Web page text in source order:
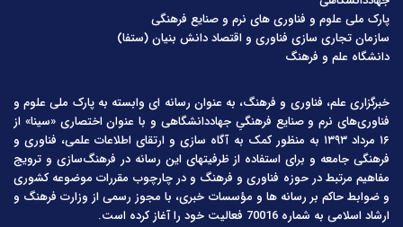
پارک ملی علوم و فناوری های نرم و صنایع فرهنگی
سازمان تجاری سازی فناوری و اقتصاد دانش بنیان (ستفا)
دانشگاه علم و فرهنگ
خبرگزاری علم، فناوری و فرهنگ، به عنوان رسانه ای وابسته به پارک ملی علوم و
فناوری‌های نرم و صنایع فرهنگیِ جهاددانشگاهی و با عنوان اختصاری «سینا» از
۱۶ مرداد ۱۳۹۳ به منظور کمک به آگاه سازی و ارتقای اطلاعات علمی، فناوری و
فرهنگی جامعه و برای استفاده از ظرفیتهای این رسانه در فرهنگ‌سازی و ترویج
مفاهیم مرتبط در حوزه فناوری و فرهنگ و در چارچوب مقررات موضوعه کشوری
و ضوابط حاکم بر رسانه ها و مؤسسات خبری، با مجوز رسمی از وزارت فرهنگ و
ارشاد اسلامی به شماره 70016 فعالیت خود را آغاز کرده است.